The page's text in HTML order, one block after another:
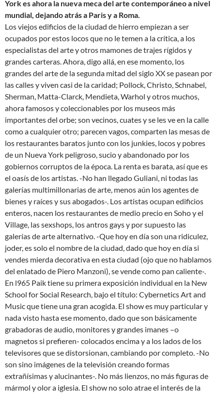
York es ahora la nueva meca del arte contemporáneo a nivel
mundial, dejando atrás a Paris y a Roma.
Los viejos edificios de la ciudad de hierro empiezan a ser
ocupados por estos locos que no le temen a la crítica, a los
especialistas del arte y otros mamones de trajes rígidos y
grandes carteras. Ahora, digo allá, en ese momento, los
grandes del arte de la segunda mitad del siglo XX se pasean por
las calles y viven casi de la caridad; Pollock, Christo, Schnabel,
Sherman, Matta-Clarck, Mendieta, Warhol y otros muchos,
ahora famosos y coleccionables por los museos más
importantes del orbe; son vecinos, cuates y se les ve en la calle
como a cualquier otro; parecen vagos, comparten las mesas de
los restaurantes baratos junto con los junkies, locos y pobres
de un Nueva York peligroso, sucio y abandonado por los
gobiernos corruptos de la época. La renta es barata, así que es
el oasís de los artistas. -No han llegado Guliani, ni todas las
galerías multimillonarias de arte, menos aún los agentes de
bienes y raíces y sus abogados-. Los artistas ocupan edificios
enteros, nacen los restaurantes de medio precio en Soho y el
Village, las sexshops, los antros gays y por supuesto las
galerías de arte alternativo. -Que hoy en día son una ridiculez,
joder, es solo el nombre de la ciudad, dado que hoy en día si
vendes mierda decorativa en esta ciudad (ojo que no hablamos
del enlatado de Piero Manzoni), se vende como pan caliente-.
En l965 Paik tiene su primera exposición individual en la New
School for Social Research, bajo el título: Cybernetics Art and
Music que tiene una gran acogida. El show es muy particular y
nada visto hasta ese momento, dado que son básicamente
grabadoras de audio, monitores y grandes imanes –o
magnetos si prefieren- colocados encima y a los lados de los
televisores que se distorsionan, cambiando por completo. -No
son sino imágenes de la televisión creando formas
extrañísimas y alucinantes-. No más lienzos, no más figuras de
mármol y olor a iglesia. El show no solo atrae el interés de la